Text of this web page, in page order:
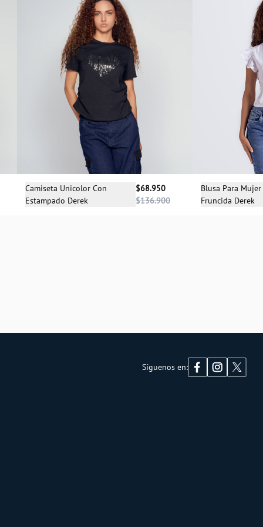
Selecciona una talla
Camiseta Unicolor Con
Estampado Derek
$68.950
$136.900
Blusa Para
Fruncida Derek
Síguenos en: